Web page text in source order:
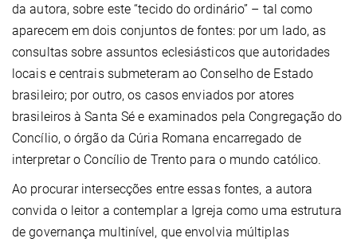
da autora, sobre este “tecido do ordinário” – tal como
aparecem em dois conjuntos de fontes: por um lado, as
consultas sobre assuntos eclesiásticos que autoridades
locais e centrais submeteram ao Conselho de Estado
brasileiro; por outro, os casos enviados por atores
brasileiros à Santa Sé e examinados pela Congregação do
Concílio, o órgão da Cúria Romana encarregado de
interpretar o Concílio de Trento para o mundo católico.
Ao procurar intersecções entre essas fontes, a autora
convida o leitor a contemplar a Igreja como uma estrutura
de governança multinível, que envolvia múltiplas